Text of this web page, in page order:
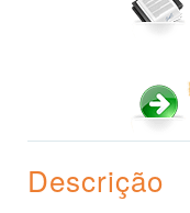
Descrição